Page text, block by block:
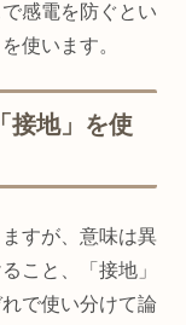
感電を防ぐとい
使います。
接地」を使
すが、意味は異
こと、「接地」
で使い分けて論